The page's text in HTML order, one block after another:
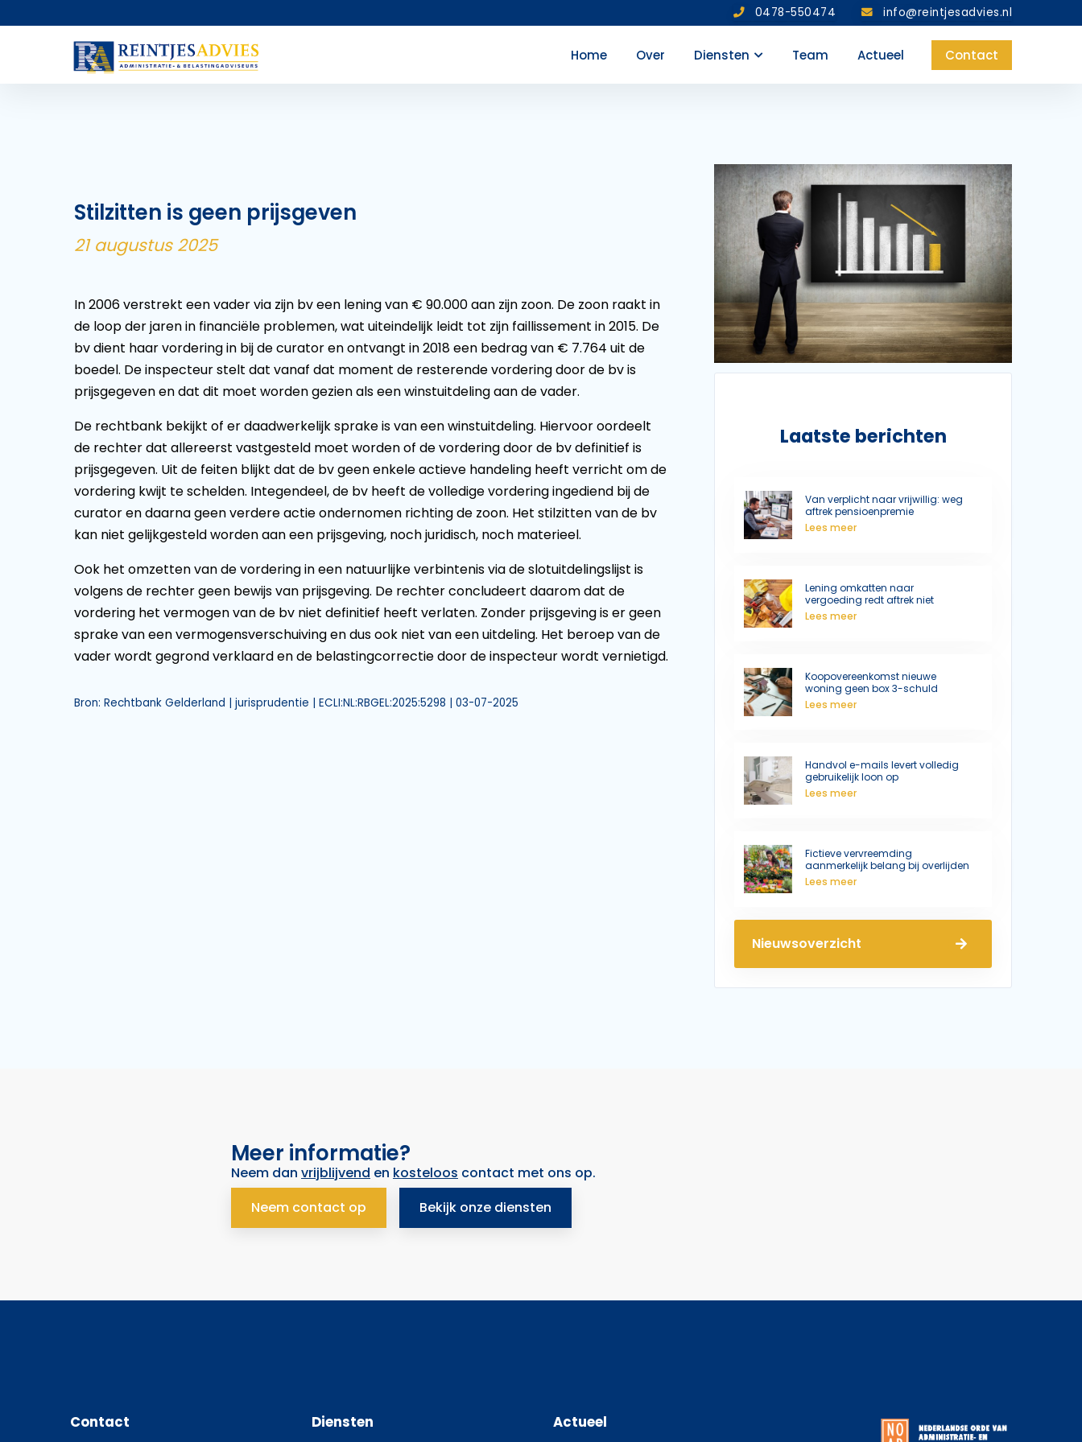
0478-550474 info@reintjesadvies.nl
Home Over Diensten Team Actueel Contact
Stilzitten is geen prijsgeven
21 augustus 2025
In 2006 verstrekt een vader via zijn bv een lening van € 90.000 aan zijn zoon. De zoon raakt in
de loop der jaren in financiële problemen, wat uiteindelijk leidt tot zijn faillissement in 2015. De
bv dient haar vordering in bij de curator en ontvangt in 2018 een bedrag van € 7.764 uit de
boedel. De inspecteur stelt dat vanaf dat moment de resterende vordering door de bv is
prijsgegeven en dat dit moet worden gezien als een winstuitdeling aan de vader.
De rechtbank bekijkt of er daadwerkelijk sprake is van een winstuitdeling. Hiervoor oordeelt
de rechter dat allereerst vastgesteld moet worden of de vordering door de bv definitief is
prijsgegeven. Uit de feiten blijkt dat de bv geen enkele actieve handeling heeft verricht om de
vordering kwijt te schelden. Integendeel, de bv heeft de volledige vordering ingediend bij de
curator en daarna geen verdere actie ondernomen richting de zoon. Het stilzitten van de bv
kan niet gelijkgesteld worden aan een prijsgeving, noch juridisch, noch materieel.
Ook het omzetten van de vordering in een natuurlijke verbintenis via de slotuitdelingslijst is
volgens de rechter geen bewijs van prijsgeving. De rechter concludeert daarom dat de
vordering het vermogen van de bv niet definitief heeft verlaten. Zonder prijsgeving is er geen
sprake van een vermogensverschuiving en dus ook niet van een uitdeling. Het beroep van de
vader wordt gegrond verklaard en de belastingcorrectie door de inspecteur wordt vernietigd.
Bron: Rechtbank Gelderland | jurisprudentie | ECLI:NL:RBGEL:2025:5298 | 03-07-2025
Laatste berichten
Van verplicht naar vrijwillig: weg
aftrek pensioenpremie
Lees meer
Lening omkatten naar
vergoeding redt aftrek niet
Lees meer
Koopovereenkomst nieuwe
woning geen box 3-schuld
Lees meer
Handvol e-mails levert volledig
gebruikelijk loon op
Lees meer
Fictieve vervreemding
aanmerkelijk belang bij overlijden
Lees meer
Nieuwsoverzicht
Meer informatie?
Neem dan vrijblijvend en kosteloos contact met ons op.
Neem contact op
Bekijk onze diensten
Contact Diensten Actueel